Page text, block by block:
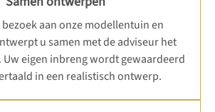
aan onze modellentuin en
u samen met de adviseur het
eigen inbreng wordt gewaardeerd
in een realistisch ontwerp.